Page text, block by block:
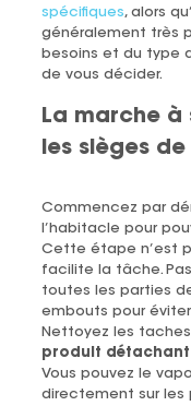
spécifiques, alors
généralement très
besoins et du type
de vous décider.
La marche à
les sièges
Commencez par
l’habitacle pour
Cette étape n’est
facilite la tâche.
toutes les parties
embouts pour
Nettoyez les
produit
Vous pouvez le
directement sur les